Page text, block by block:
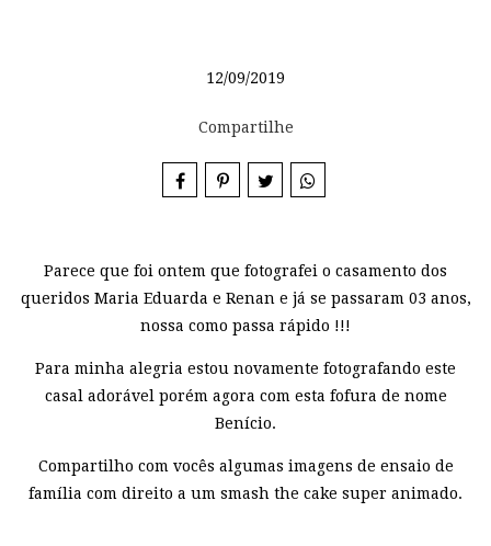
12/09/2019
Compartilhe
Parece que foi ontem que fotografei o casamento dos
queridos Maria Eduarda e Renan e já se passaram 03 anos,
nossa como passa rápido !!!
Para minha alegria estou novamente fotografando este
casal adorável porém agora com esta fofura de nome
Benício.
Compartilho com vocês algumas imagens de ensaio de
família com direito a um smash the cake super animado.